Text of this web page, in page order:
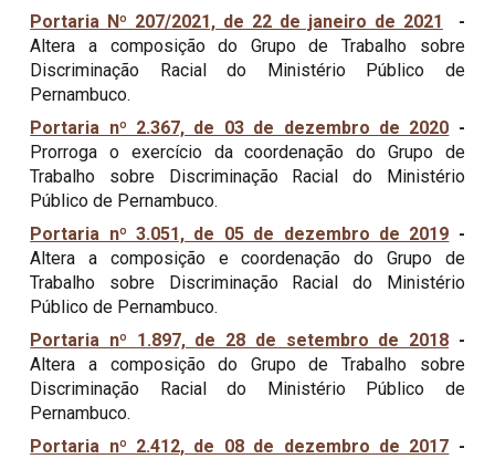
Portaria Nº 207/2021, de 22 de janeiro de 2021
-
Altera a composição do Grupo de Trabalho sobre
Discriminação Racial do Ministério Público de
Pernambuco.
Portaria nº 2.367, de 03 de dezembro de 2020 -
Prorroga o exercício da coordenação do Grupo de
Trabalho sobre Discriminação Racial do Ministério
Público de Pernambuco.
Portaria nº 3.051, de 05 de dezembro de 2019 -
Altera a composição e coordenação do Grupo de
Trabalho sobre Discriminação Racial do Ministério
Público de Pernambuco.
Portaria nº 1.897, de 28 de setembro de 2018 -
Altera a composição do Grupo de Trabalho sobre
Discriminação Racial do Ministério Público de
Pernambuco.
Portaria nº 2.412, de 08 de dezembro de 2017 -